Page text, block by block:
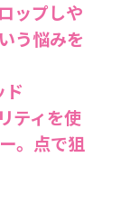
ップしや
う悩みを
ティを使
。点で狙